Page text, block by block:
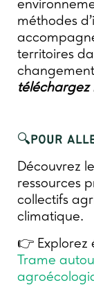
méthodes
territoires
téléchargez
🔍POUR
Découvrez le
ressources
collectifs
climatique.
👉 Explorez
Trame